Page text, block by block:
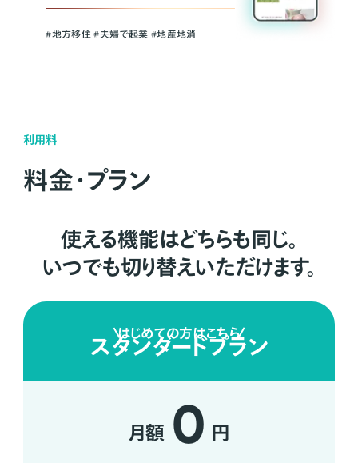
#地方移住 #夫婦で起業 #地産地消
利用料
料金・プラン
使える機能はどちらも同じ。
いつでも切り替えいただけます。
はじめての方はこちら
スタンダードプラン
月額 0 円